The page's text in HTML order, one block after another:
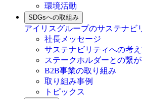
環境活動
SDGsへの取組み
アイリスグループのサステナビ
社長メッセージ
サステナビリティへの考
ステークホルダーとの繋が
B2B事業の取り組み
取り組み事例
トピックス